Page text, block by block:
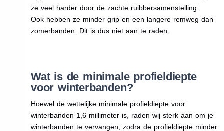
ze veel harder door de zachte ruibbersamenstelling.
Ook hebben ze minder grip en een langere remweg dan
zomerbanden. Dit is dus niet aan te raden.
Wat is de minimale profieldiepte
voor winterbanden?
Hoewel de wettelijke minimale profieldiepte voor
winterbanden 1,6 millimeter is, raden wij sterk aan om je
winterbanden te vervangen, zodra de profieldiepte minder